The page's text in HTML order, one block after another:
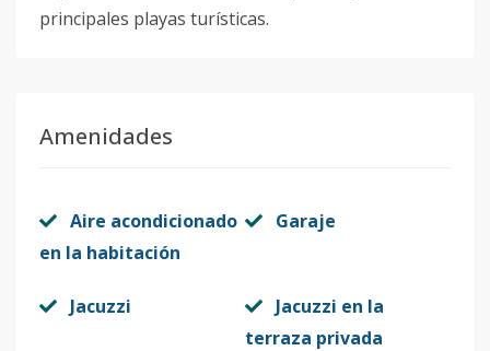
principales playas turísticas.
Amenidades
Aire acondicionado
en la habitación
Garaje
Jacuzzi
Jacuzzi en la
terraza privada